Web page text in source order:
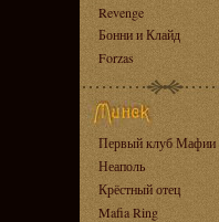
Revenge
Бонни и Клайд
Forzas
Первый клуб Мафии
Неаполь
Крёстный отец
Mafia Ring